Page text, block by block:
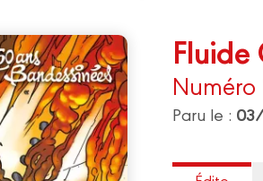
Numéro
Paru le :